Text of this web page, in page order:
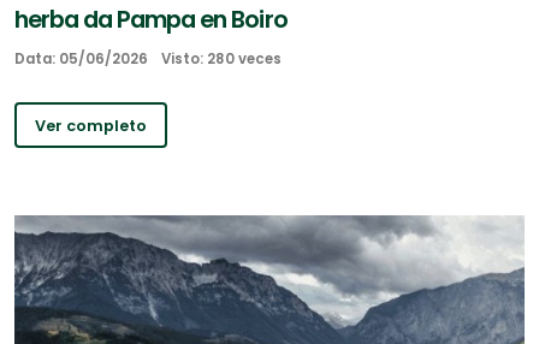
herba da Pampa en Boiro
Data: 05/06/2026 Visto: 280 veces
Ver completo